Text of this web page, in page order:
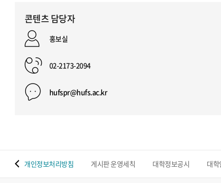
콘텐츠 담당자
홍보실
02-2173-2094
hufspr@hufs.ac.kr
개인정보처리방침 게시판 운영세칙 대학정보공시 대